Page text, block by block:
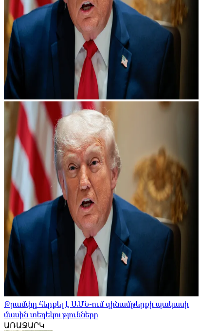
Թրամփը հերքել է ԱՄՆ-ում զինամթերքի պակասի
մասին տեղեկությունները
ԱՌԱՋԱՐԿ